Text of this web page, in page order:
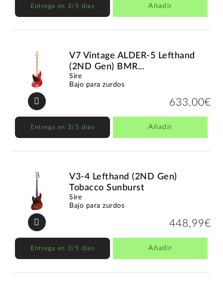
Entrega en 3/5 días Añadir
V7 Vintage ALDER-5 Lefthand
(2ND Gen) BMR...
Sire
Bajo para zurdos
633,00€
Entrega en 3/5 días Añadir
V3-4 Lefthand (2ND Gen)
Tobacco Sunburst
Sire
Bajo para zurdos
448,99€
Entrega en 3/5 días Añadir